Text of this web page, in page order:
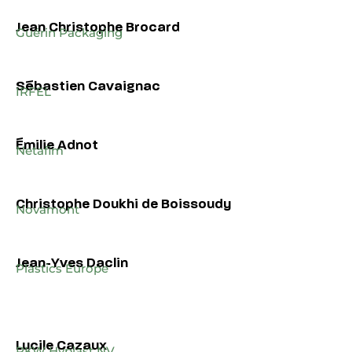
Jean Christophe Brocard
Guérin Packaging
Sébastien Cavaignac
IRFEL
Émilie Adnot
Netafim
Christophe Doukhi de Boissoudy
Novamont
Jean-Yves Daclin
Plastics Europe
Lucile Cazaux